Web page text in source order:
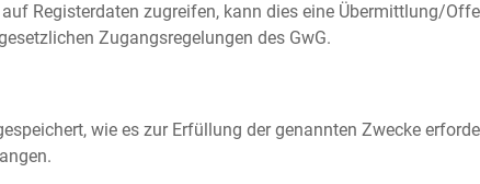
Registerdaten zugreifen, kann dies eine Übermittlung/
Zugangsregelungen des GwG.
wie es zur Erfüllung der genannten Zwecke